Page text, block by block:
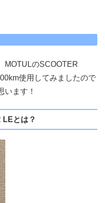
MOTULのSCOOTER
使用してみましたので
います！
LEとは？